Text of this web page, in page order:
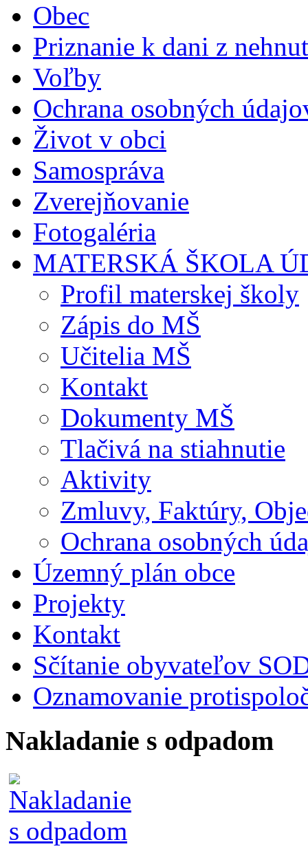
Obec
Priznanie k dani z
Voľby
Ochrana osobných
Život v obci
Samospráva
Zverejňovanie
Fotogaléria
MATERSKÁ ŠKOLA
Profil materskej školy
Zápis do MŠ
Učitelia MŠ
Kontakt
Dokumenty MŠ
Tlačivá na stiahnutie
Aktivity
Zmluvy, Faktúry,
Ochrana osobných
Územný plán obce
Projekty
Kontakt
Sčítanie obyvateľov
Oznamovanie
Nakladanie s odpadom